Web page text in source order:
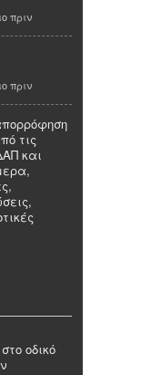
πριν
πριν
τις
και
οδικό